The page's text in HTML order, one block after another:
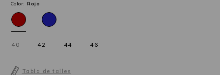
Color: Rojo
40 42 44 46
Tabla de talles